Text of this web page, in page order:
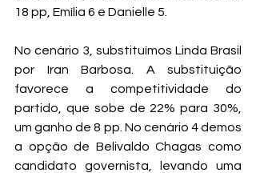
18 pp, Emília 6 e Danielle 5.
No cenário 3, substituímos Linda Brasil
por Iran Barbosa. A substituição
favorece a competitividade do
partido, que sobe de 22% para 30%,
um ganho de 8 pp. No cenário 4 demos
a opção de Belivaldo Chagas como
candidato governista, levando uma